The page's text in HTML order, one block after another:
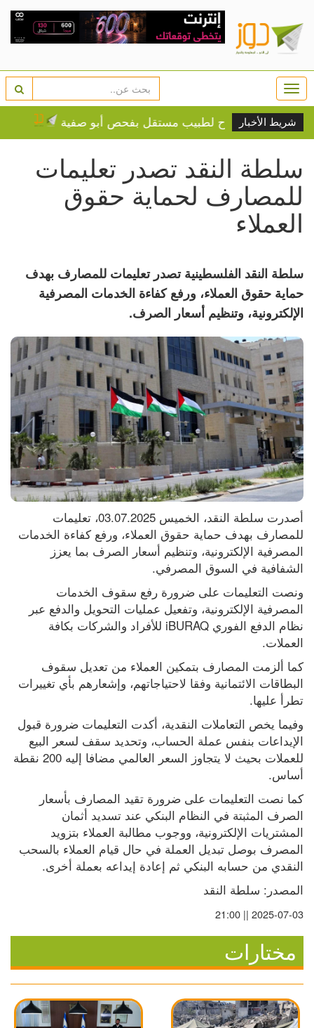
شريط الأخبار
بالسماح لطبيب مستقل بفحص أبو صفية اعتقال 4 مواطنين من نابلس
سلطة النقد تصدر تعليمات
للمصارف لحماية حقوق
العملاء
سلطة النقد الفلسطينية تصدر تعليمات للمصارف بهدف
حماية حقوق العملاء، ورفع كفاءة الخدمات المصرفية
الإلكترونية، وتنظيم أسعار الصرف.
الشفافية في السوق المصرفي.
العملات.
تطرأ عليها.
أساس.
النقدي من حسابه البنكي ثم إعادة إيداعه بعملة أخرى.
المصدر: سلطة النقد
2025-07-03 || 21:00
مختارات